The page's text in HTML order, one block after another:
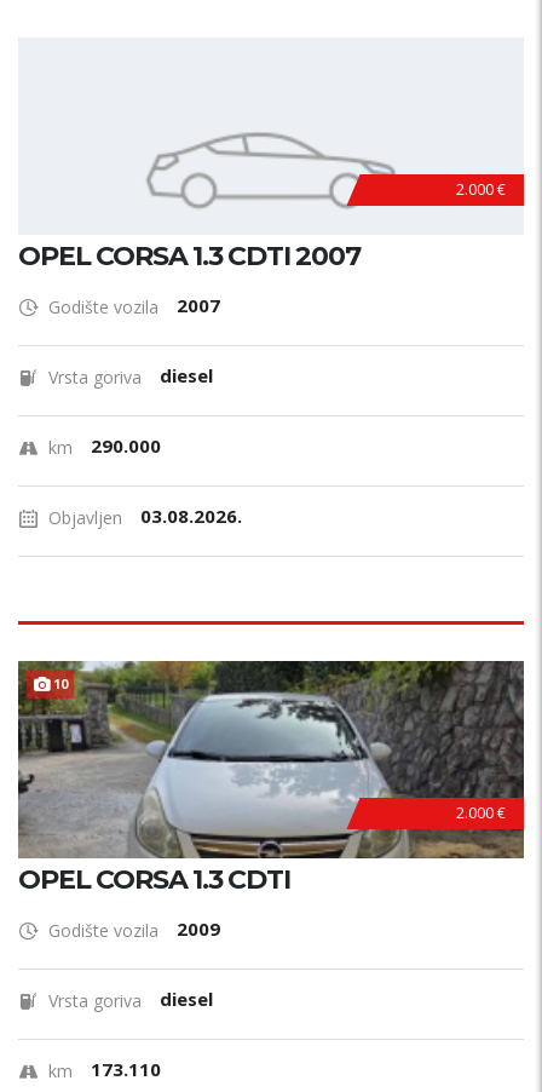
2.000 €
OPEL CORSA 1.3 CDTI 2007
Godište vozila 2007
Vrsta goriva diesel
km 290.000
Objavljen 03.08.2026.
10 HITNO !
2.000 €
OPEL CORSA 1.3 CDTI
Godište vozila 2009
Vrsta goriva diesel
km 173.110